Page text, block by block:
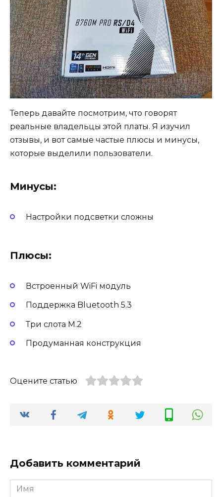
Теперь давайте посмотрим, что говорят
реальные владельцы этой платы. Я изучил
отзывы, и вот самые частые плюсы и минусы,
которые выделили пользователи.
Минусы:
Настройки подсветки сложны
Плюсы:
Встроенный WiFi модуль
Поддержка Bluetooth 5.3
Три слота M.2
Продуманная конструкция
Оцените статью
Добавить комментарий
Имя